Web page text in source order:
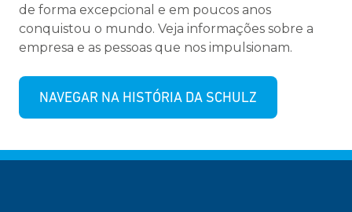
de forma excepcional e em poucos anos
conquistou o mundo. Veja informações sobre a
empresa e as pessoas que nos impulsionam.
NAVEGAR NA HISTÓRIA DA SCHULZ